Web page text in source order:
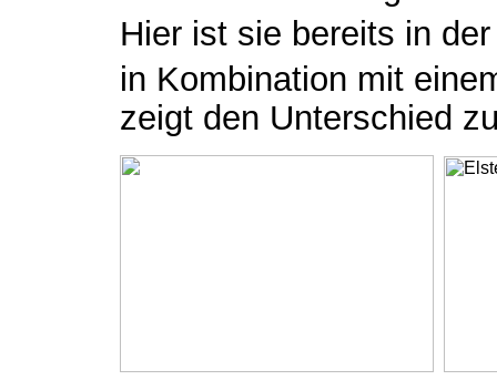
Hier ist sie bereits in
in Kombination mit
zeigt den Unterschied